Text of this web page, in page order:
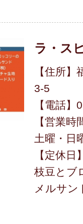
ラ・ス
【住所
3-5
【電話
【営業
土曜・日
【定休日
枝豆とブ
メルサン